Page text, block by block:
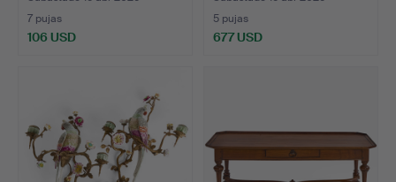
7 pujas
106 USD
5 pujas
677 USD